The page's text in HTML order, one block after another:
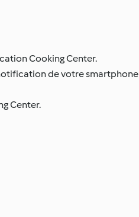
Cooking Center.
de votre smartphone
Center.